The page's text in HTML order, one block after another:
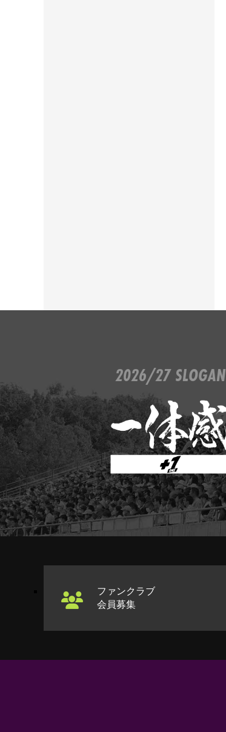
2026/27 SLOGAN
ファンクラブ
会員募集